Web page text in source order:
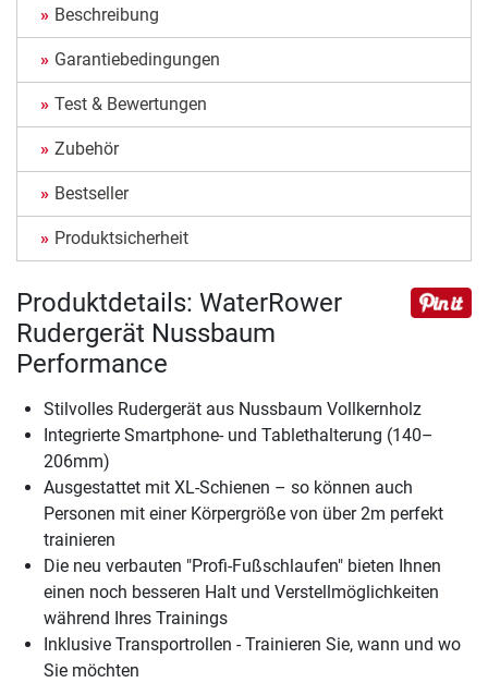
Beschreibung
Garantiebedingungen
Test & Bewertungen
Zubehör
Bestseller
Produktsicherheit
Produktdetails: WaterRower
Rudergerät Nussbaum
Performance
Stilvolles Rudergerät aus Nussbaum Vollkernholz
Integrierte Smartphone- und Tablethalterung (140–
206mm)
Ausgestattet mit XL-Schienen – so können auch
Personen mit einer Körpergröße von über 2m perfekt
trainieren
Die neu verbauten "Profi-Fußschlaufen" bieten Ihnen
einen noch besseren Halt und Verstellmöglichkeiten
während Ihres Trainings
Inklusive Transportrollen - Trainieren Sie, wann und wo
Sie möchten